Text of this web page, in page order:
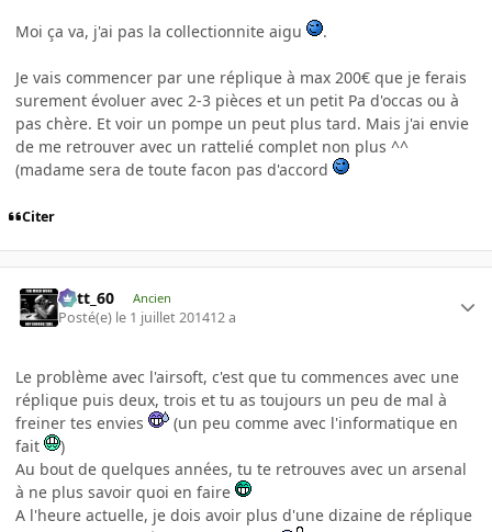
Moi ça va, j'ai pas la collectionnite aigu .
Je vais commencer par une réplique à max 200€ que je ferais
surement évoluer avec 2-3 pièces et un petit Pa d'occas ou à
pas chère. Et voir un pompe un peut plus tard. Mais j'ai envie
de me retrouver avec un rattelié complet non plus ^^
(madame sera de toute facon pas d'accord
Citer
Batt_60 Ancien
Posté(e) le 1 juillet 201412 a
Le problème avec l'airsoft, c'est que tu commences avec une
réplique puis deux, trois et tu as toujours un peu de mal à
freiner tes envies
(un peu comme avec l'informatique en
fait
)
Au bout de quelques années, tu te retrouves avec un arsenal
à ne plus savoir quoi en faire
A l'heure actuelle, je dois avoir plus d'une dizaine de réplique